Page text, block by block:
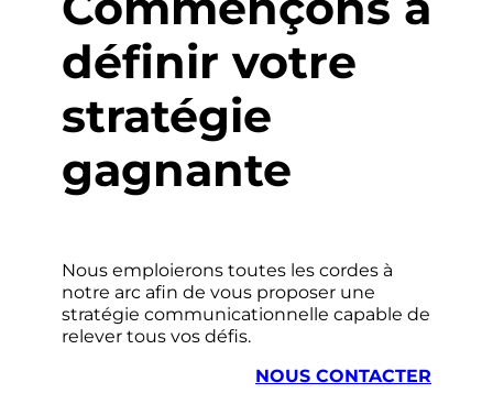
définir votre
stratégie
gagnante
Nous emploierons toutes les cordes à
notre arc afin de vous proposer une
stratégie communicationnelle capable de
relever tous vos défis.
NOUS CONTACTER